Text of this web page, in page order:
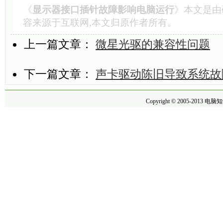
《显示器接口插针故障影响电脑运行》本文是由
容来源于互联网,本文归原作者所有。
上一篇文章： 微星光驱的兼容性问题
下一篇文章： 声卡驱动陈旧导致系统
Copyright © 2005-2013 电脑